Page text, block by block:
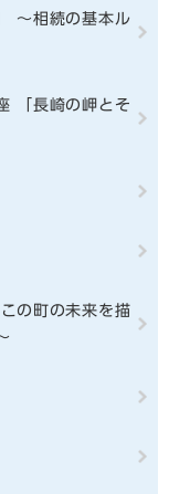
～相続の基本ル
「長崎の岬とそ
の町の未来を描